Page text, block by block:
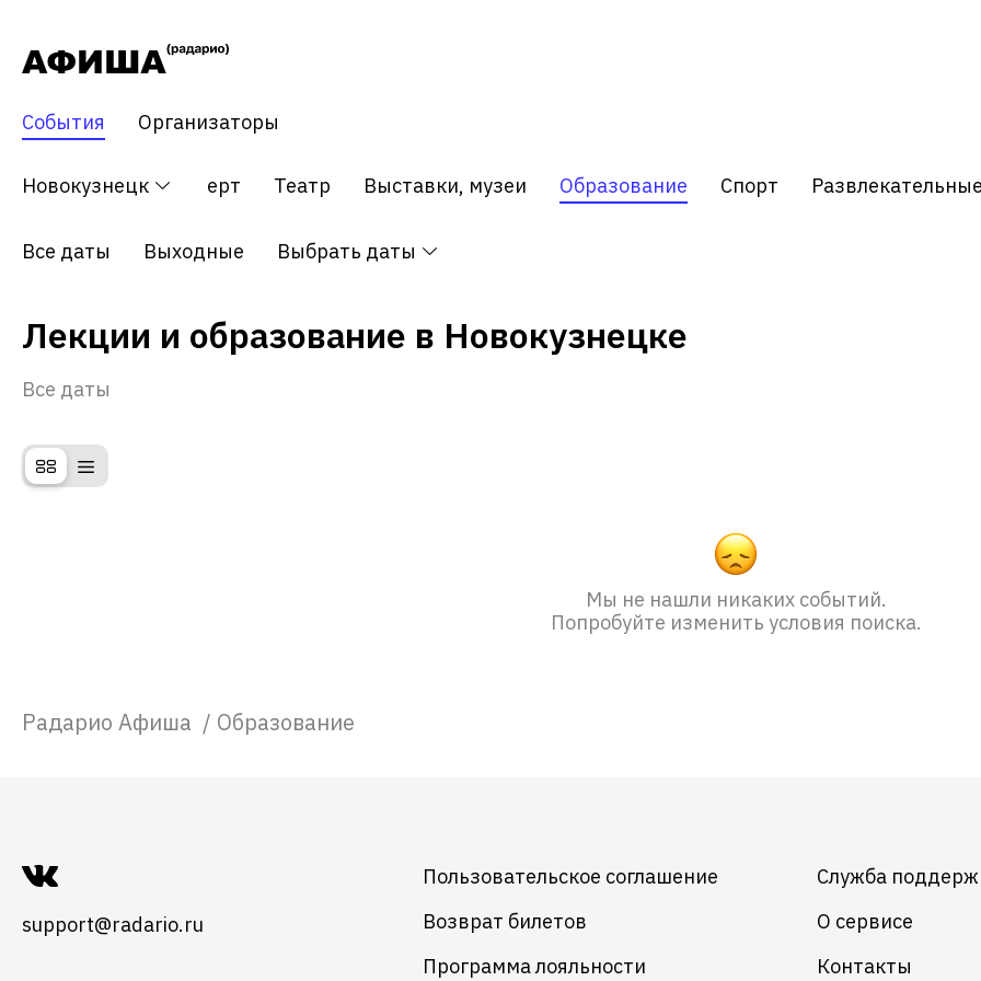
События Организаторы
Новокузнецк
Все события Концерт Театр Выставки, музеи Образование Спорт
Все даты Выходные Выбрать даты
Лекции и образование в Новокузнецке
Все даты
Мы не нашли никаких событий.
Попробуйте изменить условия поиска.
Радарио Афиша / Образование
support@radario.ru
Пользовательское соглашение
Возврат билетов
Программа лояльности
Служба
О сервисе
Контакты